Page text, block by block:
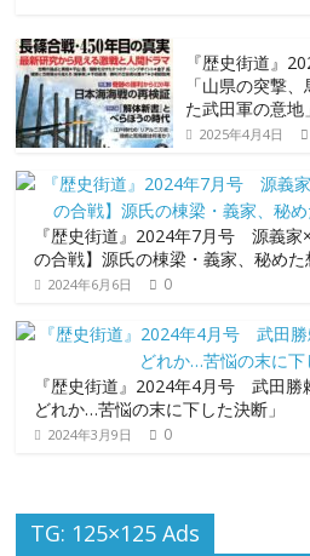
『歴史街道』
「山県の突撃
た武田軍の意地」
2025年4月4日
『歴史街道』2024年7月号 源義家
の合戦】源氏の棟梁・義家、秘めた
2024年6月6日 0
『歴史街道』2024年4月号 武田勝
どれか…苦悩の末に下した決断」
2024年3月9日 0
TG: 125×125 Ads